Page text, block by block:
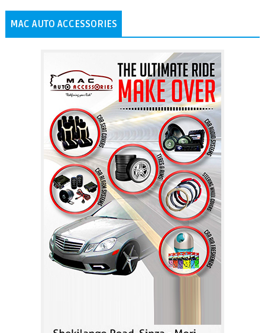
MAC AUTO ACCESSORIES